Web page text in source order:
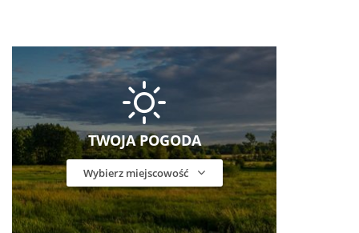
TWOJA POGODA
Wybierz miejscowość